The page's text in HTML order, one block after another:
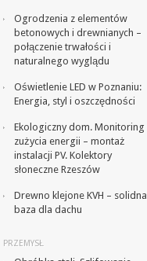
Ogrodzenia z elementów
betonowych i drewnianych –
połączenie trwałości i
naturalnego wyglądu
Oświetlenie LED w Poznaniu:
Energia, styl i oszczędności
Ekologiczny dom. Monitoring
zużycia energii – montaż
instalacji PV. Kolektory
słoneczne Rzeszów
Drewno klejone KVH – solidna
baza dla dachu
PRZEMYSŁ